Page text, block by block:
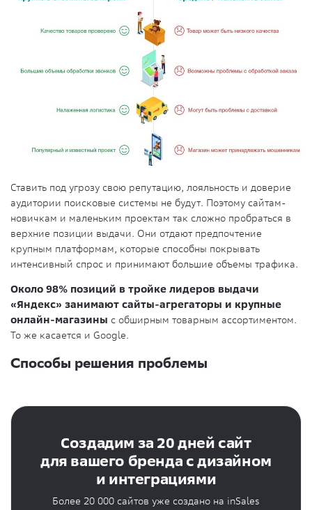
Ставить под угрозу свою репутацию, лояльность и доверие
аудитории поисковые системы не будут. Поэтому сайтам-
новичкам и маленьким проектам так сложно пробраться в
верхние позиции выдачи. Они отдают предпочтение
крупным платформам, которые способны покрывать
интенсивный спрос и принимают большие объемы трафика.
Около 98% позиций в тройке лидеров выдачи
«Яндекс» занимают сайты-агрегаторы и крупные
онлайн-магазины с обширным товарным ассортиментом.
То же касается и Google.
Способы решения проблемы
Создадим за 20 дней сайт
для вашего бренда с дизайном
и интеграциями
Более 20 000 сайтов уже создано на inSales